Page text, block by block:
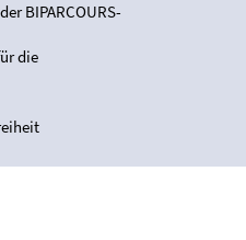
BIPARCOURS-
die